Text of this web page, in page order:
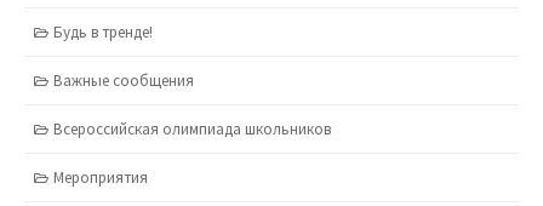
Будь в тренде!
Важные сообщения
Всероссийская олимпиада школьников
Мероприятия